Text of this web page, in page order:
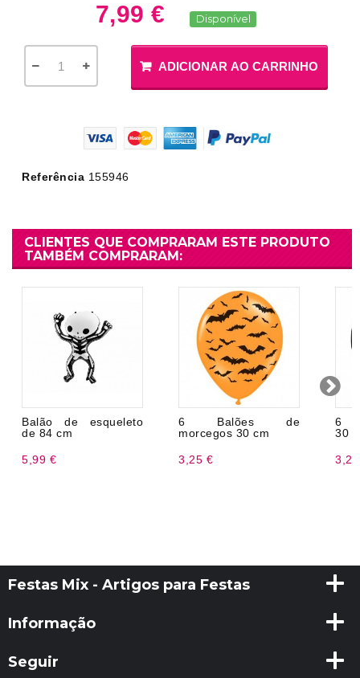
7,99 € Disponível
ADICIONAR AO CARRINHO
Referência 155946
CLIENTES QUE COMPRARAM ESTE PRODUTO
TAMBÉM COMPRARAM:
Balão de esqueleto
de 84 cm
5,99 €
6 Balões de
morcegos 30 cm
3,25 €
6
30
Festas Mix - Artigos para Festas
Informação
Seguir